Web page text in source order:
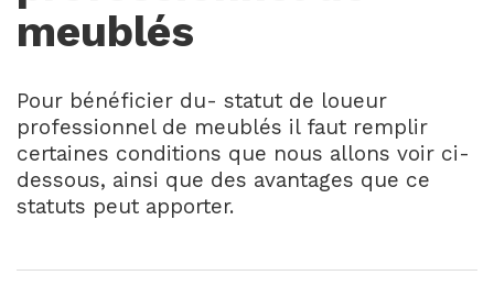
meublés
Pour bénéficier du- statut de loueur
professionnel de meublés il faut remplir
certaines conditions que nous allons voir ci-
dessous, ainsi que des avantages que ce
statuts peut apporter.